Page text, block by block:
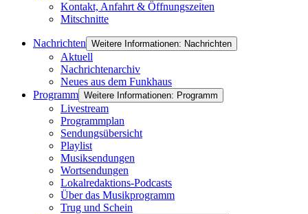
Kontakt, Anfahrt & Öffnungszeiten
Mitschnitte
Nachrichten Weitere Informationen: Nachrichten
Aktuell
Nachrichtenarchiv
Neues aus dem Funkhaus
Programm Weitere Informationen: Programm
Livestream
Programmplan
Sendungsübersicht
Playlist
Musiksendungen
Wortsendungen
Lokalredaktions-Podcasts
Über das Musikprogramm
Trug und Schein